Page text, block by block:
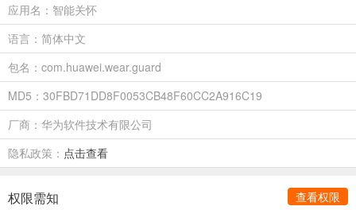
应用名：智能关怀
语言：简体中文
包名：com.huawei.wear.guard
MD5：30FBD71DD8F0053CB48F60CC2A916C19
厂商：华为软件技术有限公司
隐私政策： 点击查看
权限需知 查看权限